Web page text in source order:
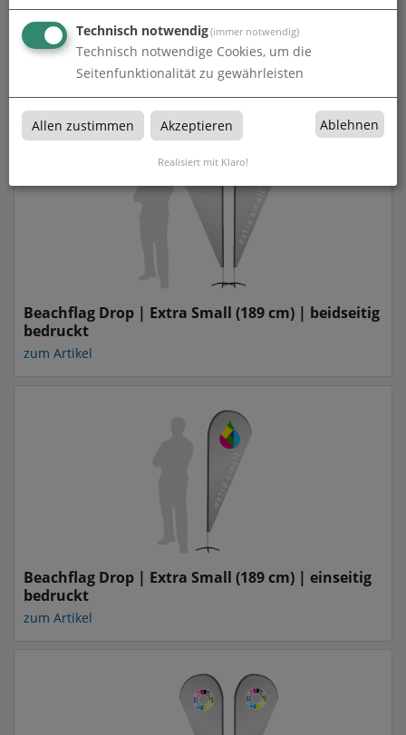
Beachflag Drop | Extra Large (460 cm) | einseitig
bedruckt
Beachflag Drop | Extra Small (189 cm) | beidseitig
bedruckt
zum Artikel
Beachflag Drop | Extra Small (189 cm) | einseitig
bedruckt
zum Artikel
Technisch notwendig(immer notwendig)
Technisch notwendige Cookies, um die
Seitenfunktionalität zu gewährleisten
Allen zustimmen Akzeptieren Ablehnen
Realisiert mit Klaro!